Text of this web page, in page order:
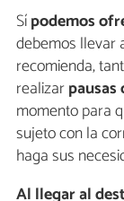
Sípodemos
debemos llevar
recomienda,
realizarpausas
momento para
sujeto con la
haga sus
Al llegar al